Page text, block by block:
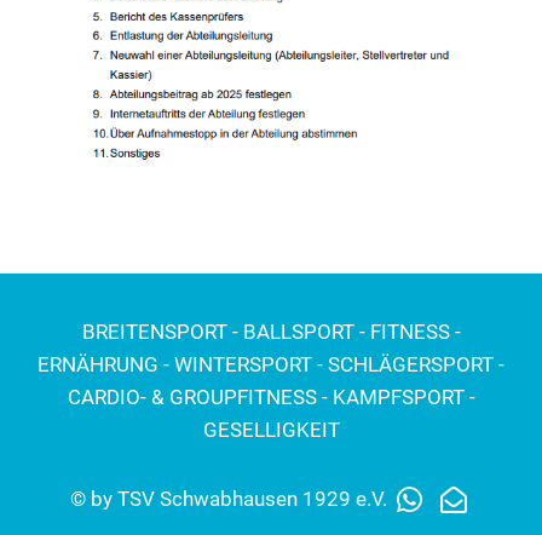
BREITENSPORT - BALLSPORT - FITNESS -
ERNÄHRUNG - WINTERSPORT - SCHLÄGERSPORT -
CARDIO- & GROUPFITNESS - KAMPFSPORT -
GESELLIGKEIT
© by TSV Schwabhausen 1929 e.V.